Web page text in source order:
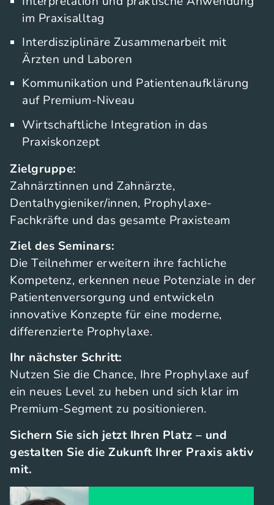
im Praxisalltag
Interdisziplinäre Zusammenarbeit mit
Ärzten und Laboren
Kommunikation und Patientenaufklärung
auf Premium-Niveau
Wirtschaftliche Integration in das
Praxiskonzept
Zielgruppe:
Zahnärztinnen und Zahnärzte,
Dentalhygieniker/innen, Prophylaxe-
Fachkräfte und das gesamte Praxisteam
Ziel des Seminars:
Die Teilnehmer erweitern ihre fachliche
Kompetenz, erkennen neue Potenziale in der
Patientenversorgung und entwickeln
innovative Konzepte für eine moderne,
differenzierte Prophylaxe.
Ihr nächster Schritt:
Nutzen Sie die Chance, Ihre Prophylaxe auf
ein neues Level zu heben und sich klar im
Premium-Segment zu positionieren.
Sichern Sie sich jetzt Ihren Platz – und
gestalten Sie die Zukunft Ihrer Praxis aktiv
mit.